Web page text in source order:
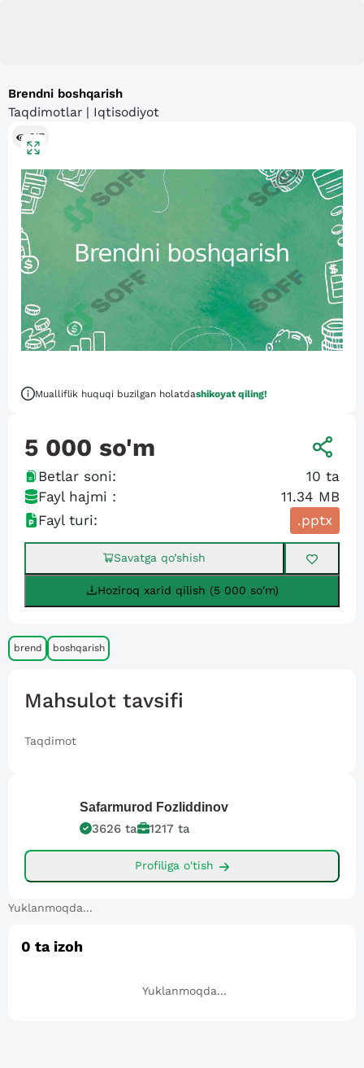
Brendni boshqarish
Taqdimotlar | Iqtisodiyot
317
Mualliflik huquqi buzilgan holatdashikoyat qiling!
5 000 so'm
Betlar soni: 10 ta
Fayl hajmi :
11.34 MB
Fayl turi:
.pptx
Savatga qo’shish
Hoziroq xarid qilish (5 000 so'm)
brend boshqarish
Mahsulot tavsifi
Taqdimot
Safarmurod Fozliddinov
3626 ta 1217 ta
Profiliga o'tish
Yuklanmoqda...
0 ta izoh
Yuklanmoqda...